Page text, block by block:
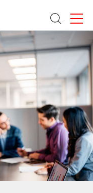
Menü
Suche